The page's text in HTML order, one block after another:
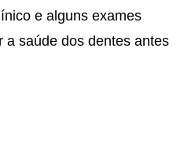
e alguns exames
a saúde dos dentes antes